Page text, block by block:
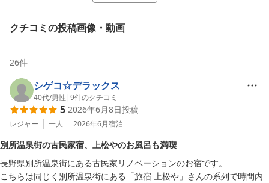
クチコミの投稿画像・動画
26件
シゲコ☆デラックス
40代/男性 |9件のクチコミ
5 2026年6月8日投稿
レジャー 一人 2026年6月宿泊
別所温泉街の古民家宿、上松やのお風呂も満喫
長野県別所温泉街にある古民家リノベーションのお宿です。
こちらは同じく別所温泉街にある「旅宿 上松や」さんの系列で時間内